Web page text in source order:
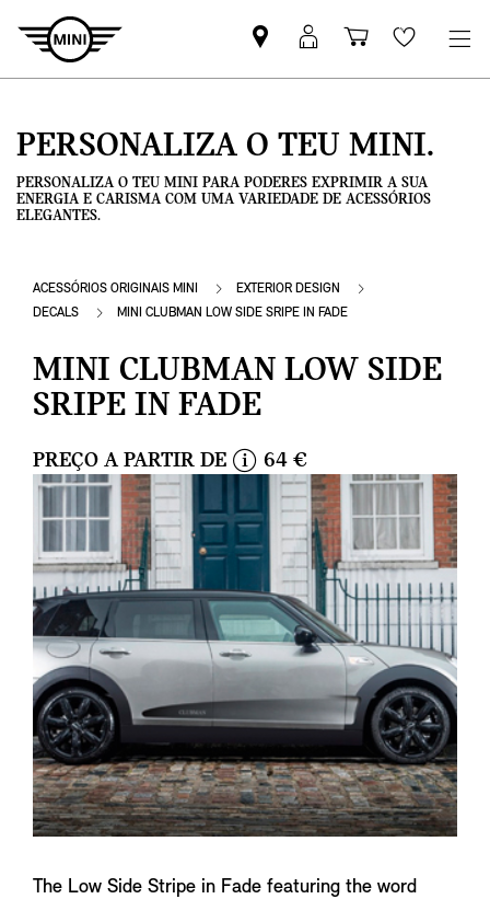
Pesquisar
parceiro
Iniciar
sessão
Carrinho
de
Wishlist
PERSONALIZA O TEU MINI.
PERSONALIZA O TEU MINI PARA PODERES EXPRIMIR A SUA
ENERGIA E CARISMA COM UMA VARIEDADE DE ACESSÓRIOS
ELEGANTES.
ACESSÓRIOS ORIGINAIS MINI
EXTERIOR DESIGN
DECALS
MINI CLUBMAN LOW SIDE SRIPE IN FADE
MINI CLUBMAN LOW SIDE
SRIPE IN FADE
PREÇO A PARTIR DE
n
o
64 €
The Low Side Stripe in Fade featuring the word